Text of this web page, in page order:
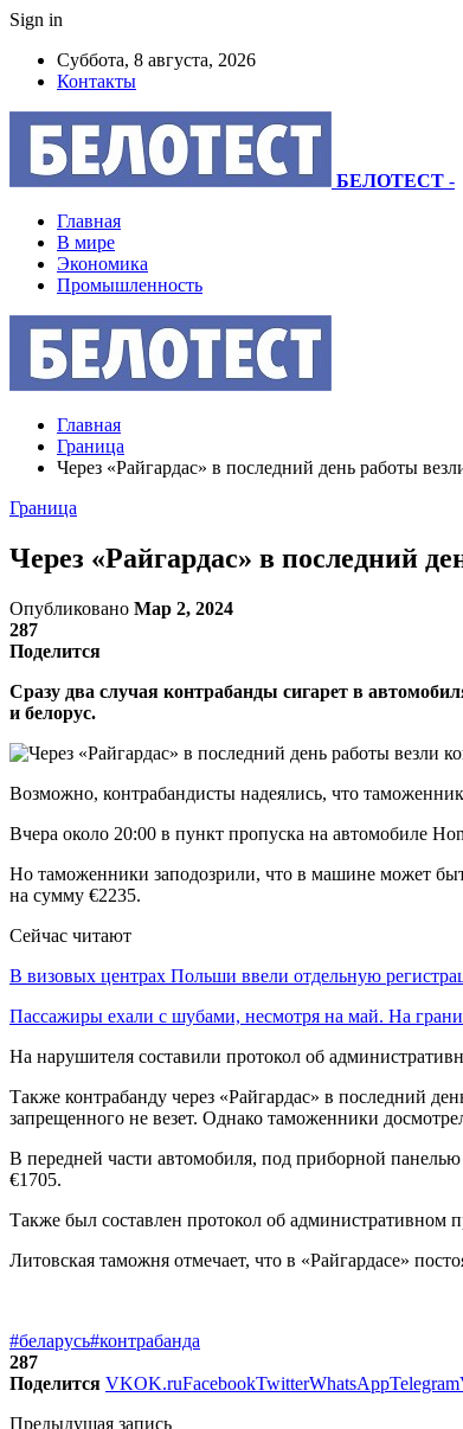
Sign in
Суббота, 8 августа, 2026
Контакты
БЕЛОТЕСТ -
Главная
В мире
Экономика
Промышленность
Главная
Граница
Через «Райгардас» в последний день работы
Граница
Через «Райгардас» в последний
Опубликовано Мар 2, 2024
287
Поделится
Сразу два случая контрабанды сигарет в
и белорус.
Возможно, контрабандисты надеялись, что
Вчера около 20:00 в пункт пропуска на автомобиле
Но таможенники заподозрили, что в машине может
на сумму €2235.
Сейчас читают
В визовых центрах Польши ввели отдельную
Пассажиры ехали с шубами, несмотря на май. На
На нарушителя составили протокол об
Также контрабанду через «Райгардас» в последний
запрещенного не везет. Однако таможенники
В передней части автомобиля, под приборной
€1705.
Также был составлен протокол об административном
Литовская таможня отмечает, что в «Райгардасе»
#беларусь#контрабанда
287
Поделится VKOK.ruFacebookTwitterWhatsAppTelegram
Предыдущая запись